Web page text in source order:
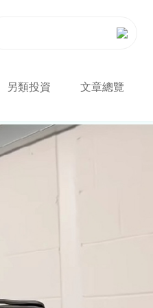
另類投資 文章總覽